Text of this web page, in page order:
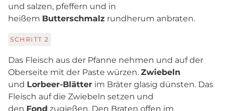
und salzen, pfeffern und in
heißem Butterschmalz rundherum anbraten.
SCHRITT 2
Das Fleisch aus der Pfanne nehmen und auf der
Oberseite mit der Paste würzen. Zwiebeln
und Lorbeer-Blätter im Bräter glasig dünsten. Das
Fleisch auf die Zwiebeln setzen und
den Fond zugießen. Den Braten offen im